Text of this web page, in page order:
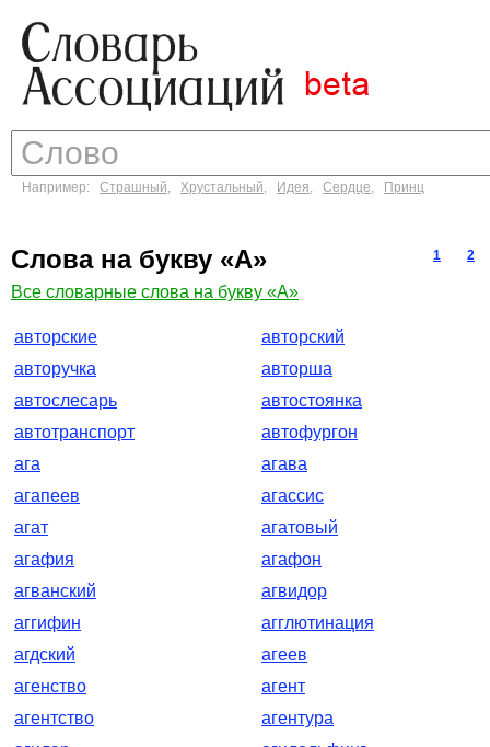
Например: Страшный, Хрустальный, Идея, Сердце, Принц
Слова на букву «А» 1 2
Все словарные слова на букву «А»
авторские
авторский
авторучка
авторша
автослесарь
автостоянка
автотранспорт
автофургон
ага
агава
агапеев
агассис
агат
агатовый
агафия
агафон
агванский
агвидор
аггифин
агглютинация
агдский
агеев
агенство
агент
агентство
агентура